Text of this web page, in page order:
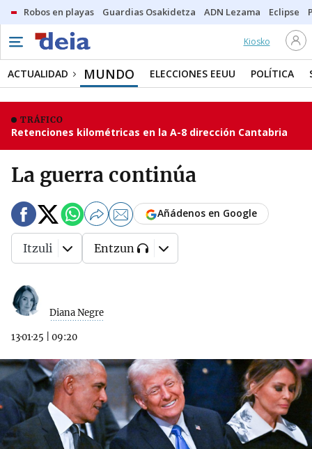
Robos en playas Guardias Osakidetza ADN Lezama Eclipse
Kiosko
ACTUALIDAD MUNDO ELECCIONES EEUU POLÍTICA
TRÁFICO
Retenciones kilométricas en la A-8 dirección Cantabria
La guerra continúa
Diana Negre
13·01·25 09:20
Añádenos en Google
Itzuli Entzun